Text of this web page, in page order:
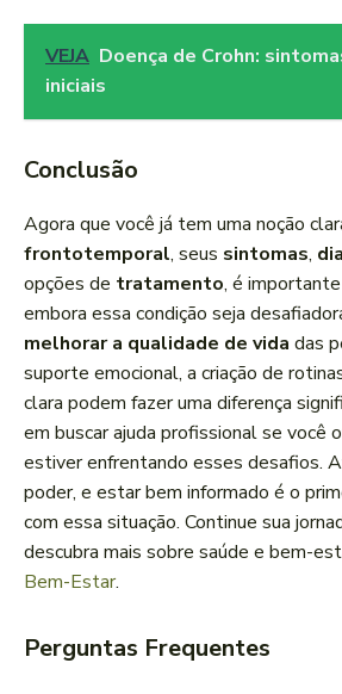
VEJA Doença de Crohn:
iniciais
Conclusão
Agora que você já tem uma noção
frontotemporal, seus sintomas,
opções de tratamento, é
embora essa condição seja
melhorar a qualidade de vida das
suporte emocional, a criação de
clara podem fazer uma diferença
em buscar ajuda profissional se você
estiver enfrentando esses desafios.
poder, e estar bem informado é o
com essa situação. Continue sua
descubra mais sobre saúde e bem-
Bem-Estar.
Perguntas Frequentes